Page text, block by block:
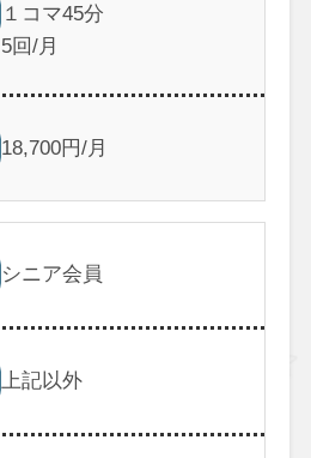
１コマ45分
5回/月
18,700円/月
シニア会員
上記以外